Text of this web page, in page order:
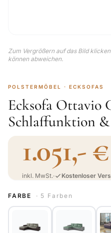
Zum Vergrößern auf das Bild
können abweichen.
POLSTERMÖBEL · ECKSOFAS
Ecksofa Ottavio
Schlaffunktion
1.051,- €
inkl. MwSt.· Kostenloser
FARBE · 5 Farben